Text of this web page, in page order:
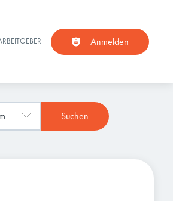
Anmelden
Suchen